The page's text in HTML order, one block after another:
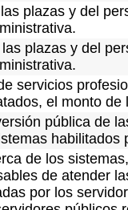
plazas y del
plazas y del
servicios
el monto
pública de
de los
de atender
por los